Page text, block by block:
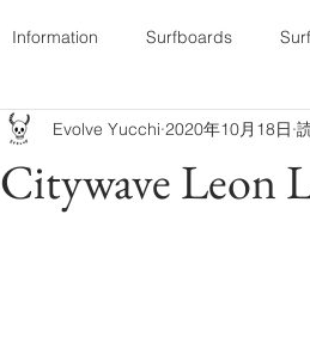
Information Surfboards
Photos Surf Trip Used
Citywave Leon
Evolve Yucchi 2020年10月18日